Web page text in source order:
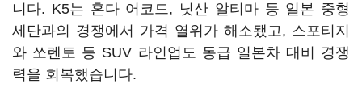
니다. K5는 혼다 어코드, 닛산 알티마 등 일본 중형
세단과의 경쟁에서 가격 열위가 해소됐고, 스포티지
와 쏘렌토 등 SUV 라인업도 동급 일본차 대비 경쟁
력을 회복했습니다.